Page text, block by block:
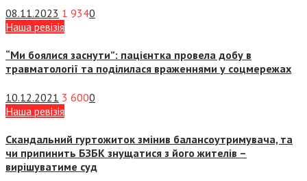
08.11.2023 1 9340
Наша ревізія
“Ми боялися заснути”: пацієнтка провела добу в
травматології та поділилася враженнями у соцмережах
10.12.2021 3 6000
Наша ревізія
Скандальний гуртожиток змінив балансоутримувача, та
чи припинить БЗБК знущатися з його жителів –
вирішуватиме суд